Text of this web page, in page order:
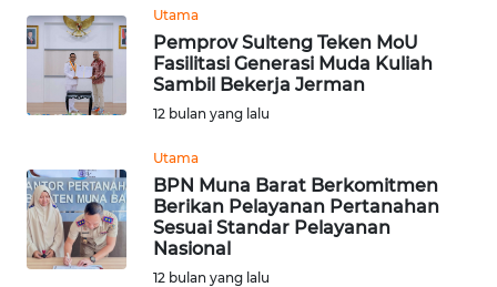
Utama
Pemprov Sulteng Teken MoU
Fasilitasi Generasi Muda Kuliah
Sambil Bekerja Jerman
12 bulan yang lalu
Utama
BPN Muna Barat Berkomitmen
Berikan Pelayanan Pertanahan
Sesuai Standar Pelayanan
Nasional
12 bulan yang lalu
WN
LABUHANBATU
TENGAH
WN DELI
SERDANG